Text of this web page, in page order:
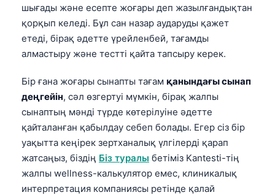
шығады және есепте жоғары деп жазылғандықтан
қорқып келеді. Бұл сан назар аударуды қажет
етеді, бірақ әдетте үрейленбей, тағамды
алмастыру және тестті қайта тапсыру керек.
Бір ғана жоғары сынапты тағам қанындағы сынап
деңгейін, сәл өзгертуі мүмкін, бірақ жалпы
сынаптың мәнді түрде көтерілуіне әдетте
қайталанған қабылдау себеп болады. Егер сіз бір
уақытта кеңірек зертханалық үлгілерді қарап
жатсаңыз, біздің Біз туралы бетіміз Kantesti-тің
жалпы wellness-калькулятор емес, клиникалық
интерпретация компаниясы ретінде қалай